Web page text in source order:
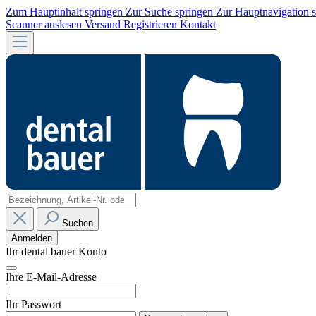
Zum Hauptinhalt springen Zur Suche springen Zur Hauptnavigation
Scanner auslesen Versand Registrieren Kontakt
Suchen
Anmelden
Ihr dental bauer Konto
Ihre E-Mail-Adresse
Ihr Passwort